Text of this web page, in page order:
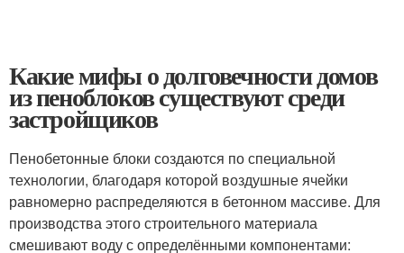
Какие мифы о долговечности домов
из пеноблоков существуют среди
застройщиков
Пенобетонные блоки создаются по специальной
технологии, благодаря которой воздушные ячейки
равномерно распределяются в бетонном массиве. Для
производства этого строительного материала
смешивают воду с определёнными компонентами: